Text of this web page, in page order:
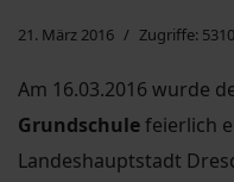
21. März 2016 Zugriffe: 5310
Am 16.03.2016 wurde
Grundschulefeierlich
Landeshauptstadt